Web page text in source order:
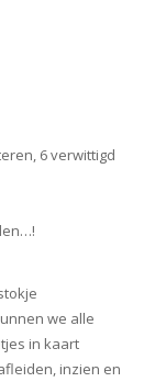
6 verwittigd
we alle
in kaart
inzien en